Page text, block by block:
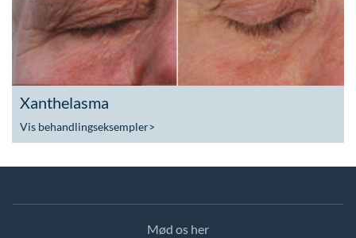
Xanthelasma
Vis behandlingseksempler>
Mød os her